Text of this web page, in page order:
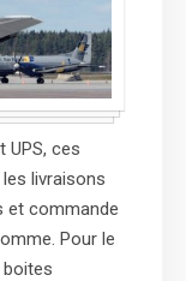
UPS, ces
livraisons
et commande
Pour le